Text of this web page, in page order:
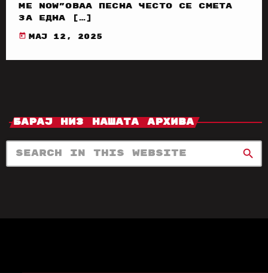
Me Now"Оваа песна често се смета
за една […]
today мај 12, 2025
Барај Низ Нашата Архива
search